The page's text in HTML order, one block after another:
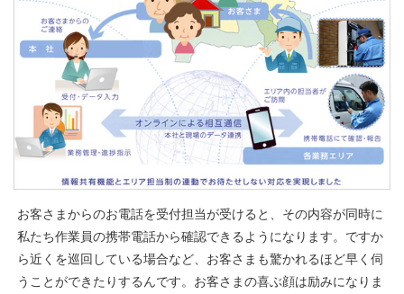
お客さまからのお電話を受付担当が受けると、その内容が同時に
私たち作業員の携帯電話から確認できるようになります。ですか
ら近くを巡回している場合など、お客さまも驚かれるほど早く伺
うことができたりするんです。お客さまの喜ぶ顔は励みになりま